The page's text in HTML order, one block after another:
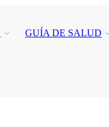
GUÍA DE SALUD